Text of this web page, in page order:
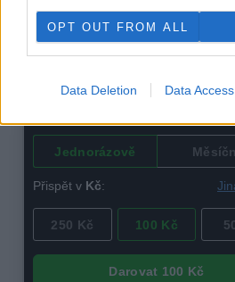
OPT OUT FROM ALL
Data Deletion Data Access